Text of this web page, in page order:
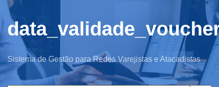
Sistema de Gestão para Redes Varejistas e Atacadistas